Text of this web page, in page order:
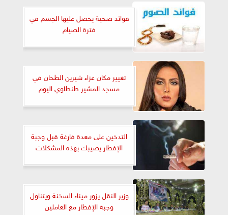
فوائد صحية يحصل عليها الجسم في
فترة الصيام
تغيير مكان عزاء شيرين الطحان في
مسجد المشير طنطاوي اليوم
التدخين على معدة فارغة قبل وجبة
الإفطار يصيبك بهذه المشكلات
وزير النقل يزور ميناء السخنة ويتناول
وجبة الإفطار مع العاملين